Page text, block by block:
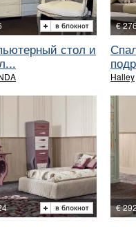
стол и
€
Halley
€